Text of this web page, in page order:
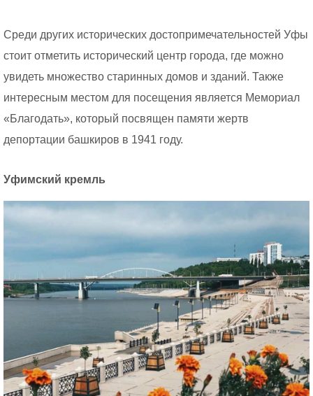
Среди других исторических достопримечательностей Уфы
стоит отметить исторический центр города, где можно
увидеть множество старинных домов и зданий. Также
интересным местом для посещения является Мемориал
«Благодать», который посвящен памяти жертв
депортации башкиров в 1941 году.
Уфимский кремль